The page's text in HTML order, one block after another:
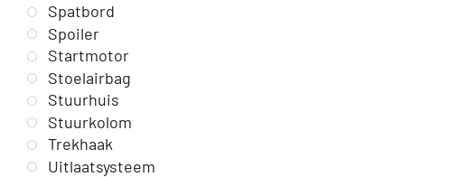
Spatbord
Spoiler
Startmotor
Stoelairbag
Stuurhuis
Stuurkolom
Trekhaak
Uitlaatsysteem